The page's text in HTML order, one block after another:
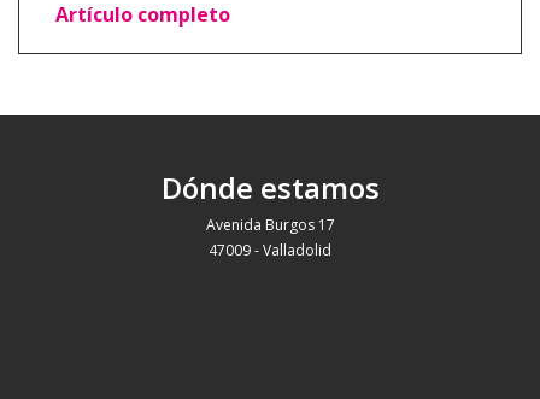
Artículo completo
Dónde estamos
Avenida Burgos 17
47009 - Valladolid